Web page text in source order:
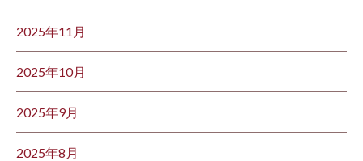
2025年11月
2025年10月
2025年9月
2025年8月